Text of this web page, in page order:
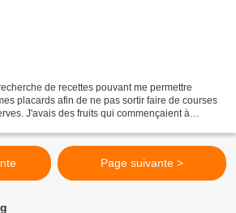
de recettes pouvant me permettre
placards afin de ne pas sortir faire de courses
J'avais des fruits qui commençaient à
Page suivante >